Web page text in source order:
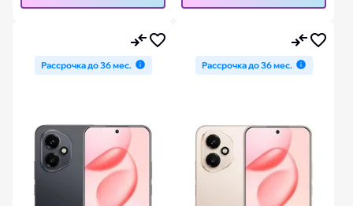
Рассрочка до 36 мес. Рассрочка до 36 мес.